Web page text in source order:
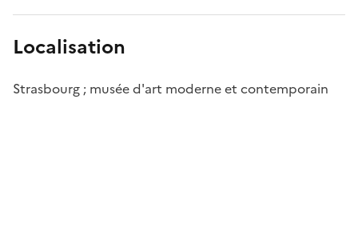
Localisation
Strasbourg ; musée d'art moderne et contemporain